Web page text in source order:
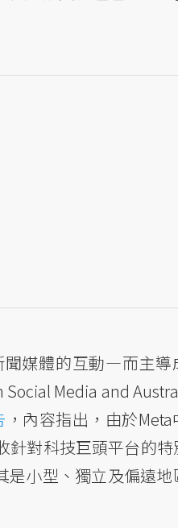
媒體的互動—而主導
Media and
，內容指出，由於
針對科技巨頭平台的特
是小型、獨立及偏遠地